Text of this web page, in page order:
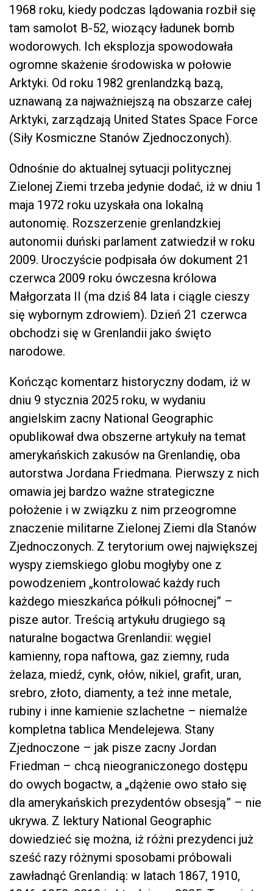
1968 roku, kiedy podczas lądowania rozbił się
tam samolot B-52, wiozący ładunek bomb
wodorowych. Ich eksplozja spowodowała
ogromne skażenie środowiska w połowie
Arktyki. Od roku 1982 grenlandzką bazą,
uznawaną za najważniejszą na obszarze całej
Arktyki, zarządzają United States Space Force
(Siły Kosmiczne Stanów Zjednoczonych).
Odnośnie do aktualnej sytuacji politycznej
Zielonej Ziemi trzeba jedynie dodać, iż w dniu 1
maja 1972 roku uzyskała ona lokalną
autonomię. Rozszerzenie grenlandzkiej
autonomii duński parlament zatwiedził w roku
2009. Uroczyście podpisała ów dokument 21
czerwca 2009 roku ówczesna królowa
Małgorzata II (ma dziś 84 lata i ciągle cieszy
się wybornym zdrowiem). Dzień 21 czerwca
obchodzi się w Grenlandii jako święto
narodowe.
Kończąc komentarz historyczny dodam, iż w
dniu 9 stycznia 2025 roku, w wydaniu
angielskim zacny National Geographic
opublikował dwa obszerne artykuły na temat
amerykańskich zakusów na Grenlandię, oba
autorstwa Jordana Friedmana. Pierwszy z nich
omawia jej bardzo ważne strategiczne
położenie i w związku z nim przeogromne
znaczenie militarne Zielonej Ziemi dla Stanów
Zjednoczonych. Z terytorium owej największej
wyspy ziemskiego globu mogłyby one z
powodzeniem „kontrolować każdy ruch
każdego mieszkańca półkuli północnej” –
pisze autor. Treścią artykułu drugiego są
naturalne bogactwa Grenlandii: węgiel
kamienny, ropa naftowa, gaz ziemny, ruda
żelaza, miedź, cynk, ołów, nikiel, grafit, uran,
srebro, złoto, diamenty, a też inne metale,
rubiny i inne kamienie szlachetne – niemalże
kompletna tablica Mendelejewa. Stany
Zjednoczone – jak pisze zacny Jordan
Friedman – chcą nieograniczonego dostępu
do owych bogactw, a „dążenie owo stało się
dla amerykańskich prezydentów obsesją” – nie
ukrywa. Z lektury National Geographic
dowiedzieć się można, iż różni prezydenci już
sześć razy różnymi sposobami próbowali
zawładnąć Grenlandią: w latach 1867, 1910,